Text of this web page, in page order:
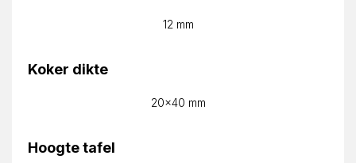
12 mm
Koker dikte
20x40 mm
Hoogte tafel